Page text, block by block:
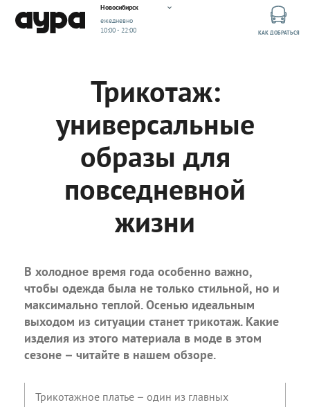
Новосибирск
ежедневно
10:00 - 22:00
КАК ДОБРАТЬСЯ
Трикотаж:
универсальные
образы для
повседневной
жизни
В холодное время года особенно важно,
чтобы одежда была не только стильной, но и
максимально теплой. Осенью идеальным
выходом из ситуации станет трикотаж. Какие
изделия из этого материала в моде в этом
сезоне – читайте в нашем обзоре.
Трикотажное платье – один из главных